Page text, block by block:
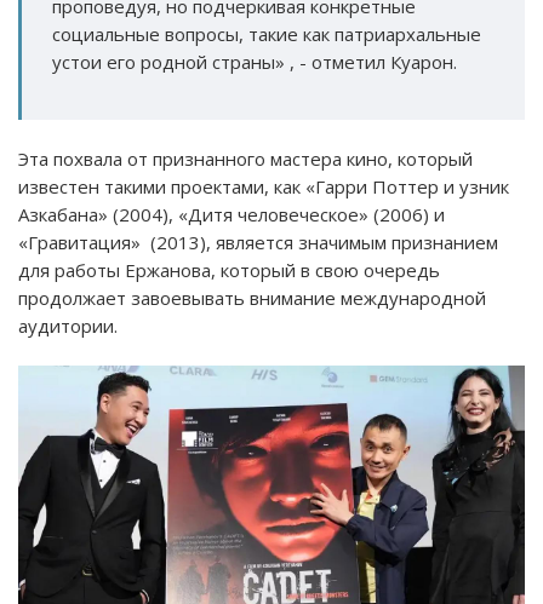
проповедуя, но подчеркивая конкретные
социальные вопросы, такие как патриархальные
устои его родной страны» , - отметил Куарон.
Эта похвала от признанного мастера кино, который
известен такими проектами, как «Гарри Поттер и узник
Азкабана» (2004), «Дитя человеческое» (2006) и
«Гравитация» (2013), является значимым признанием
для работы Ержанова, который в свою очередь
продолжает завоевывать внимание международной
аудитории.